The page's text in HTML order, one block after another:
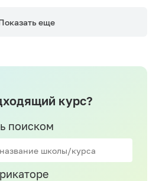
еще
курс?
поиском